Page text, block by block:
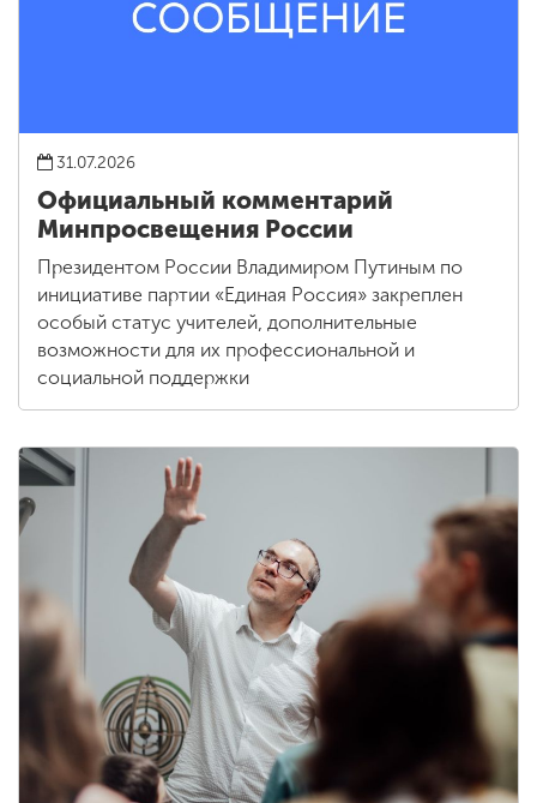
31.07.2026
Официальный комментарий
Минпросвещения России
Президентом России Владимиром Путиным по
инициативе партии «Единая Россия» закреплен
особый статус учителей, дополнительные
возможности для их профессиональной и
социальной поддержки